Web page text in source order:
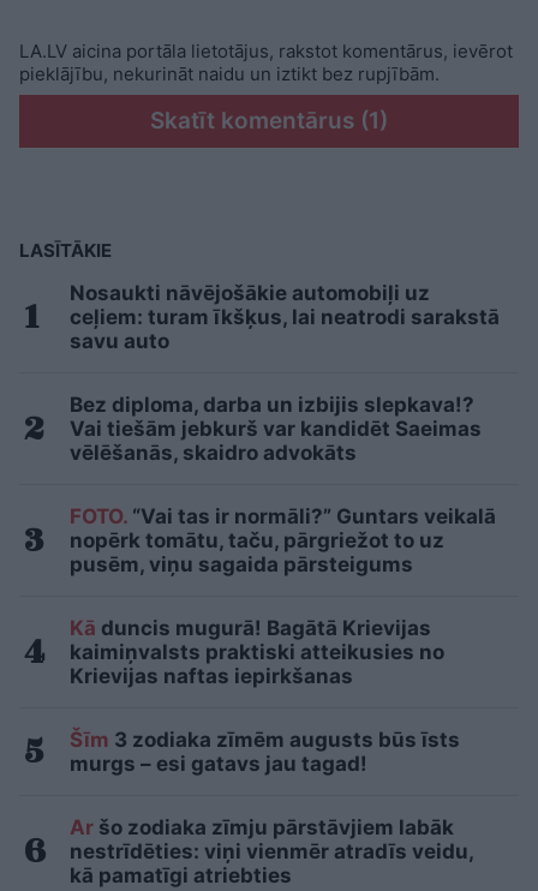
LA.LV aicina portāla lietotājus, rakstot komentārus, ievērot
pieklājību, nekurināt naidu un iztikt bez rupjībām.
Skatīt komentārus (1)
LASĪTĀKIE
Nosaukti nāvējošākie automobiļi uz
ceļiem: turam īkšķus, lai neatrodi sarakstā
savu auto
Bez diploma, darba un izbijis slepkava!?
Vai tiešām jebkurš var kandidēt Saeimas
vēlēšanās, skaidro advokāts
FOTO. “Vai tas ir normāli?” Guntars veikalā
nopērk tomātu, taču, pārgriežot to uz
pusēm, viņu sagaida pārsteigums
Kā duncis mugurā! Bagātā Krievijas
kaimiņvalsts praktiski atteikusies no
Krievijas naftas iepirkšanas
Šīm 3 zodiaka zīmēm augusts būs īsts
murgs – esi gatavs jau tagad!
Ar šo zodiaka zīmju pārstāvjiem labāk
nestrīdēties: viņi vienmēr atradīs veidu,
kā pamatīgi atriebties